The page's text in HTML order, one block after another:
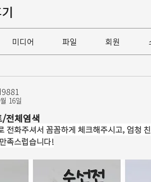
미디어 파일 회원
16일
전체염색
전화주셔서 꼼꼼하게 체크해주시고, 엄청
족스럽습니다!